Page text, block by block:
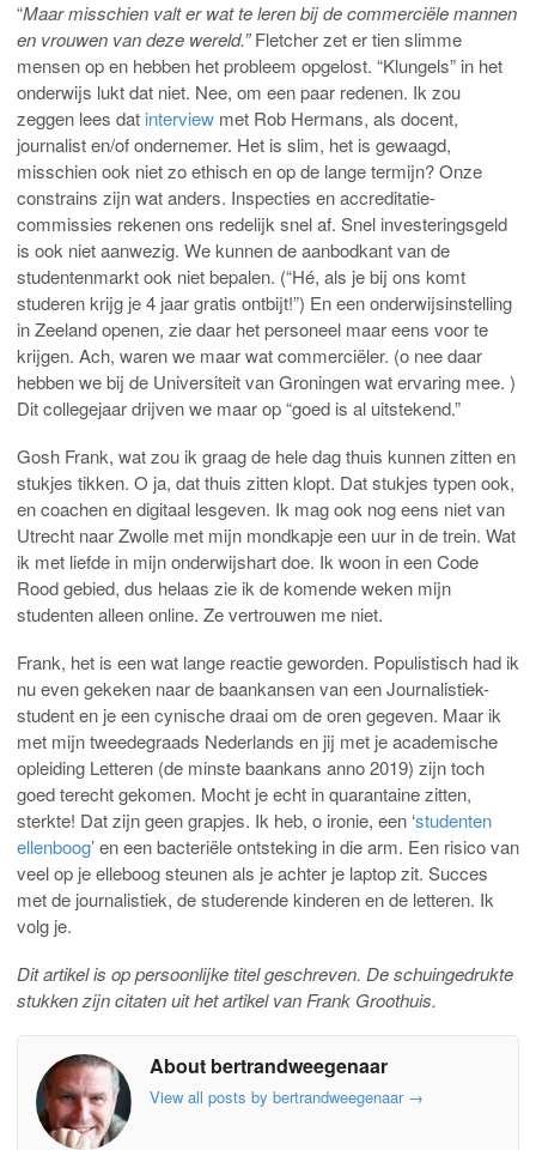
“Maar misschien valt er wat te leren bij de commerciële mannen
en vrouwen van deze wereld.”Fletcher zet er tien slimme
mensen op en hebben het probleem opgelost. “Klungels” in het
onderwijs lukt dat niet. Nee, om een paar redenen. Ik zou
zeggen lees dat interview met Rob Hermans, als docent,
journalist en/of ondernemer. Het is slim, het is gewaagd,
misschien ook niet zo ethisch en op de lange termijn? Onze
constrains zijn wat anders. Inspecties en accreditatie-
commissies rekenen ons redelijk snel af. Snel investeringsgeld
is ook niet aanwezig. We kunnen de aanbodkant van de
studentenmarkt ook niet bepalen. (“Hé, als je bij ons komt
studeren krijg je 4 jaar gratis ontbijt!”) En een onderwijsinstelling
in Zeeland openen, zie daar het personeel maar eens voor te
krijgen. Ach, waren we maar wat commerciëler. (o nee daar
hebben we bij de Universiteit van Groningen wat ervaring mee. )
Dit collegejaar drijven we maar op “goed is al uitstekend.”
Gosh Frank, wat zou ik graag de hele dag thuis kunnen zitten en
stukjes tikken. O ja, dat thuis zitten klopt. Dat stukjes typen ook,
en coachen en digitaal lesgeven. Ik mag ook nog eens niet van
Utrecht naar Zwolle met mijn mondkapje een uur in de trein. Wat
ik met liefde in mijn onderwijshart doe. Ik woon in een Code
Rood gebied, dus helaas zie ik de komende weken mijn
studenten alleen online. Ze vertrouwen me niet.
Frank, het is een wat lange reactie geworden. Populistisch had ik
nu even gekeken naar de baankansen van een Journalistiek-
student en je een cynische draai om de oren gegeven. Maar ik
met mijn tweedegraads Nederlands en jij met je academische
opleiding Letteren (de minste baankans anno 2019) zijn toch
goed terecht gekomen. Mocht je echt in quarantaine zitten,
sterkte! Dat zijn geen grapjes. Ik heb, o ironie, een ‘studenten
ellenboog’ en een bacteriële ontsteking in die arm. Een risico van
veel op je elleboog steunen als je achter je laptop zit. Succes
met de journalistiek, de studerende kinderen en de letteren. Ik
volg je.
Dit artikel is op persoonlijke titel geschreven. De schuingedrukte
stukken zijn citaten uit het artikel van Frank Groothuis.
About bertrandweegenaar
View all posts by bertrandweegenaar →